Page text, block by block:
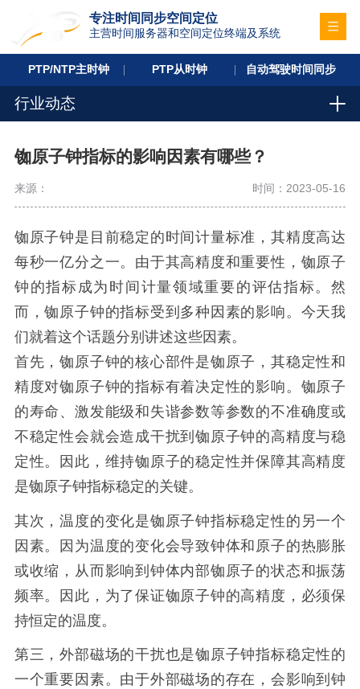
专注时间同步空间定位
主营时间服务器和空间定位终端及系统
PTP/NTP主时钟 PTP从时钟 自动驾驶时间同步
行业动态
铷原子钟指标的影响因素有哪些？
来源： 时间：2023-05-16
铷原子钟是目前稳定的时间计量标准，其精度高达
每秒一亿分之一。由于其高精度和重要性，铷原子
钟的指标成为时间计量领域重要的评估指标。然
而，铷原子钟的指标受到多种因素的影响。今天我
们就着这个话题分别讲述这些因素。
首先，铷原子钟的核心部件是铷原子，其稳定性和
精度对铷原子钟的指标有着决定性的影响。铷原子
的寿命、激发能级和失谐参数等参数的不准确度或
不稳定性会就会造成干扰到铷原子钟的高精度与稳
定性。因此，维持铷原子的稳定性并保障其高精度
是铷原子钟指标稳定的关键。
其次，温度的变化是铷原子钟指标稳定性的另一个
因素。因为温度的变化会导致钟体和原子的热膨胀
或收缩，从而影响到钟体内部铷原子的状态和振荡
频率。因此，为了保证铷原子钟的高精度，必须保
持恒定的温度。
第三，外部磁场的干扰也是铷原子钟指标稳定性的
一个重要因素。由于外部磁场的存在，会影响到钟